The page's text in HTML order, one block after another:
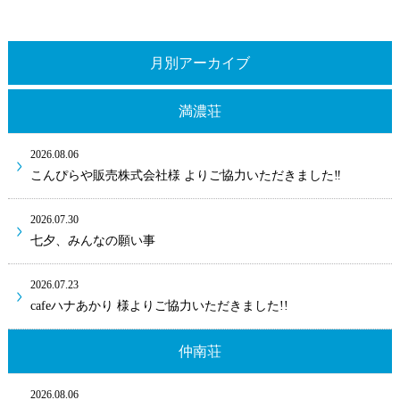
月別アーカイブ
満濃荘
2026.08.06
こんぴらや販売株式会社様 よりご協力いただきました‼
2026.07.30
七夕、みんなの願い事
2026.07.23
cafeハナあかり 様よりご協力いただきました!!
仲南荘
2026.08.06